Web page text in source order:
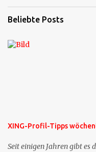
Beliebte Posts
XING-Profil-Tipps
Seit einigen Jahren gibt es